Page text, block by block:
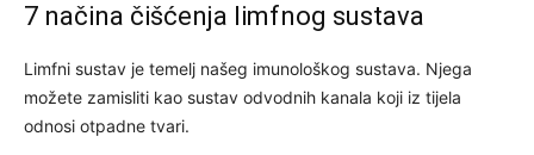
7 načina čišćenja limfnog sustava
Limfni sustav je temelj našeg imunološkog sustava. Njega
možete zamisliti kao sustav odvodnih kanala koji iz tijela
odnosi otpadne tvari.